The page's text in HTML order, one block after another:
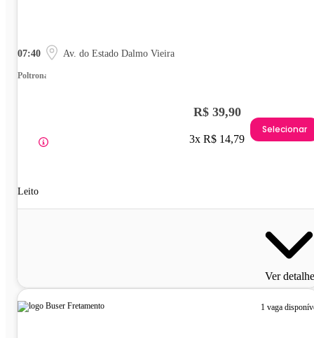
07:40 Av. do Estado Dalmo Vieira
Poltrona
Leito
R$ 39,90
3x R$ 14,79
Selecionar
Ver
1 vaga